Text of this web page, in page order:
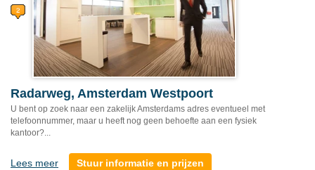
Radarweg, Amsterdam Westpoort
U bent op zoek naar een zakelijk Amsterdams adres eventueel met
telefoonnummer, maar u heeft nog geen behoefte aan een fysiek
kantoor?...
Lees meer Stuur informatie en prijzen